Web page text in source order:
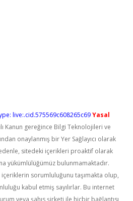
live:.cid.575569c608265c69Yasal
Kanun gereğince Bilgi Teknolojileri ve
onaylanmış bir Yer Sağlayıcı olarak
sitedeki içerikleri proaktif olarak
yükümlülüğümüz bulunmamaktadır.
içeriklerin sorumluluğunu taşımakta olup,
kabul etmiş sayılırlar. Bu internet
veya şahıs şirketi ile hiçbir bağlantısı